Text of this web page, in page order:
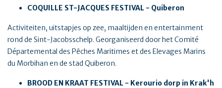
COQUILLE ST-JACQUES FESTIVAL - Quiberon
Activiteiten, uitstapjes op zee, maaltijden en entertainment
rond de Sint-Jacobsschelp. Georganiseerd door het Comité
Départemental des Pêches Maritimes et des Elevages Marins
du Morbihan en de stad Quiberon.
BROOD EN KRAAT FESTIVAL - Kerourio dorp in Krak'h